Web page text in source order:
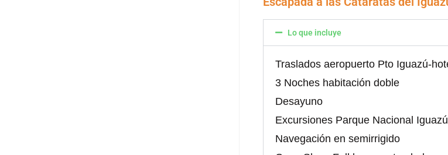
Lo que incluye
Traslados aeropuerto Pto Iguazú-
3 Noches habitación doble
Desayuno
Excursiones Parque Nacional Iguazú
Navegación en semirrigido